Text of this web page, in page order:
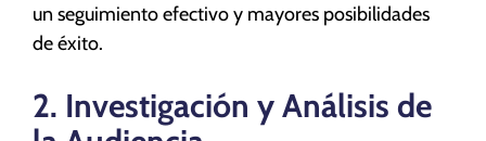
un seguimiento efectivo y mayores posibilidades
de éxito.
2. Investigación y Análisis de